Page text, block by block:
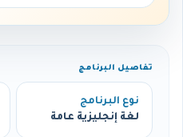
تفاصيل البرنامج
نوع البرنامج
لغة إنجليزية عامة